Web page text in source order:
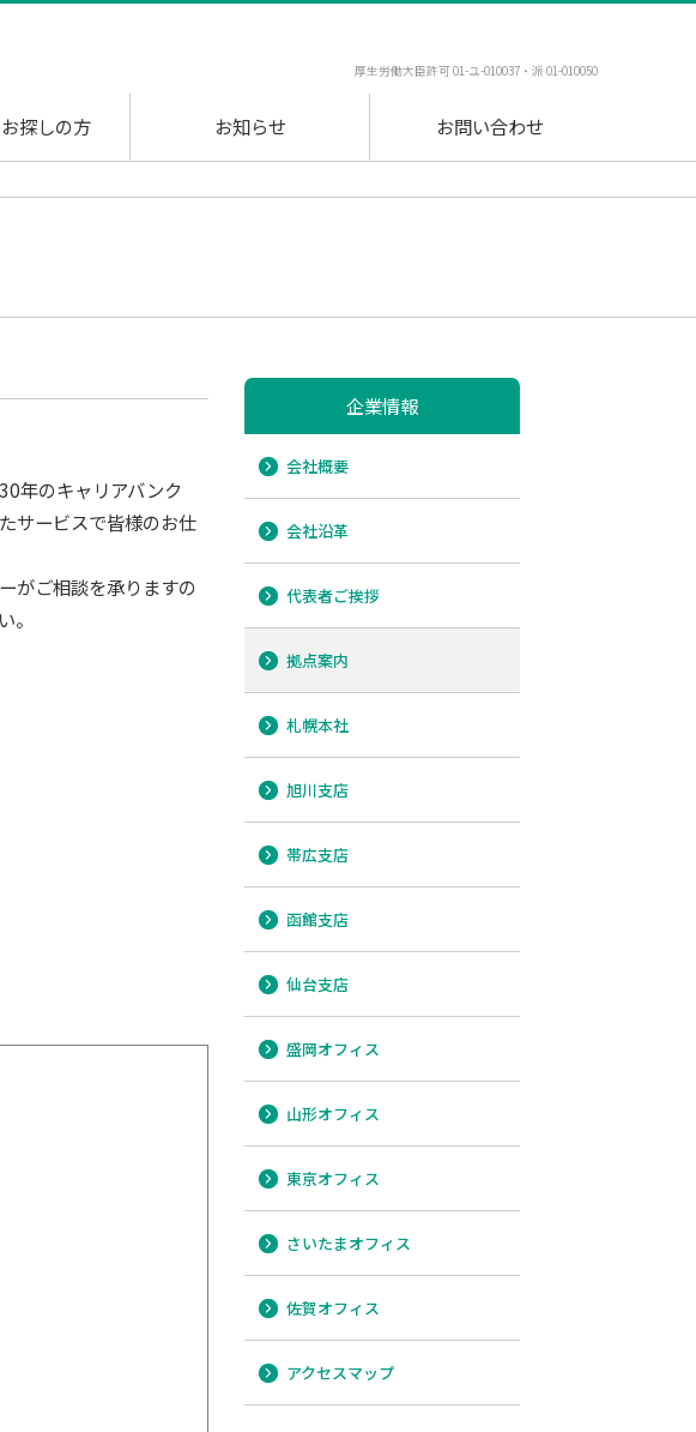
厚生労働大臣許可 01-ユ-010037・派 01-010050
探しの方 お知らせ お問い合わせ
年のキャリアバンク
サービスで皆様のお仕
がご相談を承りますの
。
企業情報
会社概要
会社沿革
代表者ご挨拶
拠点案内
札幌本社
旭川支店
帯広支店
函館支店
仙台支店
盛岡オフィス
山形オフィス
東京オフィス
さいたまオフィス
佐賀オフィス
アクセスマップ